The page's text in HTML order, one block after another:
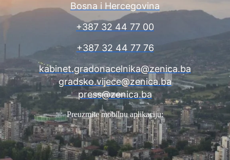
Bosna i Hercegovina
+387 32 44 77 00
+387 32 44 77 76
kabinet.gradonacelnika@zenica.ba
gradsko.vijece@zenica.ba
press@zenica.ba
Preuzmite mobilnu aplikaciju: